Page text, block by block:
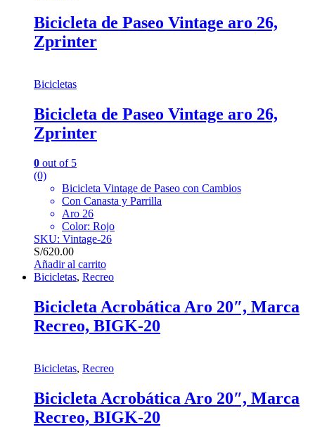
Bicicleta de Paseo Vintage aro 26,
Zprinter
Bicicletas
Bicicleta de Paseo Vintage aro 26,
Zprinter
0 out of 5
(0)
Bicicleta Vintage de Paseo con Cambios
Con Canasta y Parrilla
Aro 26
Color: Rojo
SKU: Vintage-26
S/620.00
Añadir al carrito
Bicicletas, Recreo
Bicicleta Acrobática Aro 20″, Marca
Recreo, BIGK-20
Bicicletas, Recreo
Bicicleta Acrobática Aro 20″, Marca
Recreo, BIGK-20